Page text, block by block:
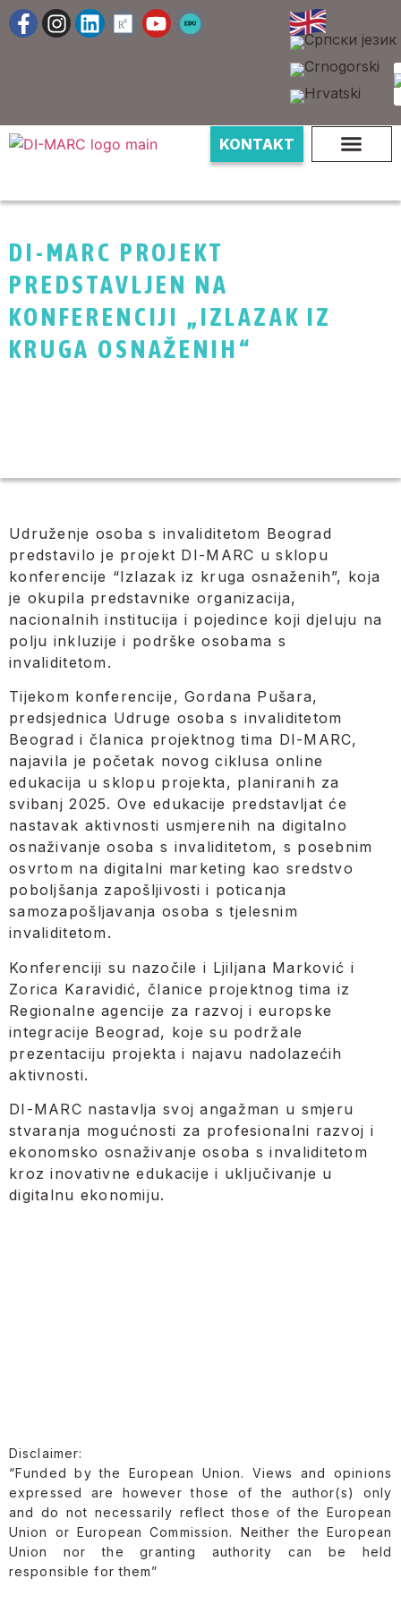
KONTAKT
DI-MARC PROJEKT
PREDSTAVLJEN NA
KONFERENCIJI „IZLAZAK IZ
KRUGA OSNAŽENIH“
Udruženje osoba s invaliditetom Beograd
predstavilo je projekt DI-MARC u sklopu
konferencije “Izlazak iz kruga osnaženih”, koja
je okupila predstavnike organizacija,
nacionalnih institucija i pojedince koji djeluju na
polju inkluzije i podrške osobama s
invaliditetom.
Tijekom konferencije, Gordana Pušara,
predsjednica Udruge osoba s invaliditetom
Beograd i članica projektnog tima DI-MARC,
najavila je početak novog ciklusa online
edukacija u sklopu projekta, planiranih za
svibanj 2025. Ove edukacije predstavljat će
nastavak aktivnosti usmjerenih na digitalno
osnaživanje osoba s invaliditetom, s posebnim
osvrtom na digitalni marketing kao sredstvo
poboljšanja zapošljivosti i poticanja
samozapošljavanja osoba s tjelesnim
invaliditetom.
Konferenciji su nazočile i Ljiljana Marković i
Zorica Karavidić, članice projektnog tima iz
Regionalne agencije za razvoj i europske
integracije Beograd, koje su podržale
prezentaciju projekta i najavu nadolazećih
aktivnosti.
DI-MARC nastavlja svoj angažman u smjeru
stvaranja mogućnosti za profesionalni razvoj i
ekonomsko osnaživanje osoba s invaliditetom
kroz inovativne edukacije i uključivanje u
digitalnu ekonomiju.
Disclaimer:
“Funded by the European Union. Views and opinions
expressed are however those of the author(s) only
and do not necessarily reflect those of the European
Union or European Commission. Neither the European
Union nor the granting authority can be held
responsible for them”